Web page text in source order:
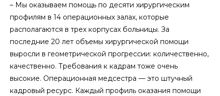
– Мы оказываем помощь по десяти хирургическим
профилям в 14 операционных залах, которые
располагаются в трех корпусах больницы. За
последние 20 лет объемы хирургической помощи
выросли в геометрической прогрессии: количественно,
качественно. Требования к кадрам тоже очень
высокие. Операционная медсестра — это штучный
кадровый ресурс. Каждый профиль оказания помощи